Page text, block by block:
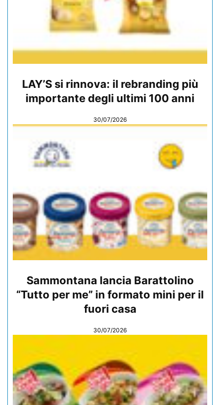
LAY’S si rinnova: il rebranding più
importante degli ultimi 100 anni
30/07/2026
Sammontana lancia Barattolino
“Tutto per me” in formato mini per il
fuori casa
30/07/2026